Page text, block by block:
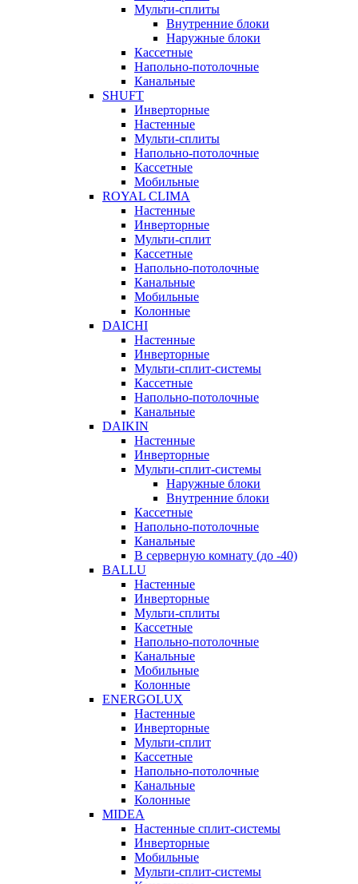
Мульти-сплиты
Внутренние блоки
Наружные блоки
Кассетные
Напольно-потолочные
Канальные
SHUFT
Инверторные
Настенные
Мульти-сплиты
Напольно-потолочные
Кассетные
Мобильные
ROYAL CLIMA
Настенные
Инверторные
Мульти-сплит
Кассетные
Напольно-потолочные
Канальные
Мобильные
Колонные
DAICHI
Настенные
Инверторные
Мульти-сплит-системы
Кассетные
Напольно-потолочные
Канальные
DAIKIN
Настенные
Инверторные
Мульти-сплит-системы
Наружные блоки
Внутренние блоки
Кассетные
Напольно-потолочные
Канальные
В серверную комнату (до -40)
BALLU
Настенные
Инверторные
Мульти-сплиты
Кассетные
Напольно-потолочные
Канальные
Мобильные
Колонные
ENERGOLUX
Настенные
Инверторные
Мульти-сплит
Кассетные
Напольно-потолочные
Канальные
Колонные
MIDEA
Настенные сплит-системы
Инверторные
Мобильные
Мульти-сплит-системы